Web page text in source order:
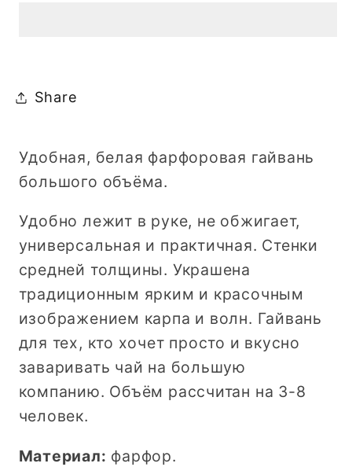
Share
Удобная, белая фарфоровая гайвань
большого объёма.
Удобно лежит в руке, не обжигает,
универсальная и практичная. Стенки
средней толщины. Украшена
традиционным ярким и красочным
изображением карпа и волн. Гайвань
для тех, кто хочет просто и вкусно
заваривать чай на большую
компанию. Объём рассчитан на 3-8
человек.
Материал: фарфор.